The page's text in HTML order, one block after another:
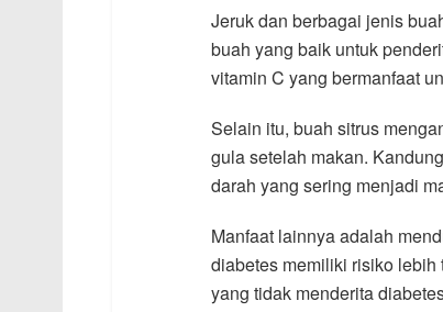
Jeruk dan berbagai jenis
buah yang baik untuk
vitamin C yang bermanfaat
Selain itu, buah sitrus
gula setelah makan.
darah yang sering menjadi
Manfaat lainnya adalah
diabetes memiliki risiko
yang tidak menderita